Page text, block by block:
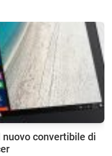
convertibile di